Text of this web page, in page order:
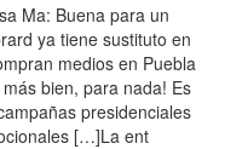
Ma: Buena para un
ya tiene sustituto en
medios en Puebla
bien, para nada! Es
presidenciales
[…]La ent